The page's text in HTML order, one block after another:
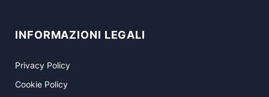
INFORMAZIONI LEGALI
Privacy Policy
Cookie Policy